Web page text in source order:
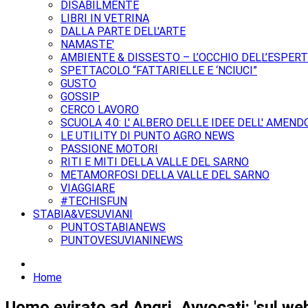
DISABILMENTE
LIBRI IN VETRINA
DALLA PARTE DELL'ARTE
NAMASTE'
AMBIENTE & DISSESTO – L’OCCHIO
SPETTACOLO “FATTARIELLE E ‘NCIUCI”
GUSTO
GOSSIP
CERCO LAVORO
SCUOLA 4.0: L' ALBERO DELLE IDEE DELL'
LE UTILITY DI PUNTO AGRO NEWS
PASSIONE MOTORI
RITI E MITI DELLA VALLE DEL SARNO
METAMORFOSI DELLA VALLE DEL SARNO
VIAGGIARE
#TECHISFUN
STABIA&VESUVIANI
PUNTOSTABIANEWS
PUNTOVESUVIANINEWS
Home